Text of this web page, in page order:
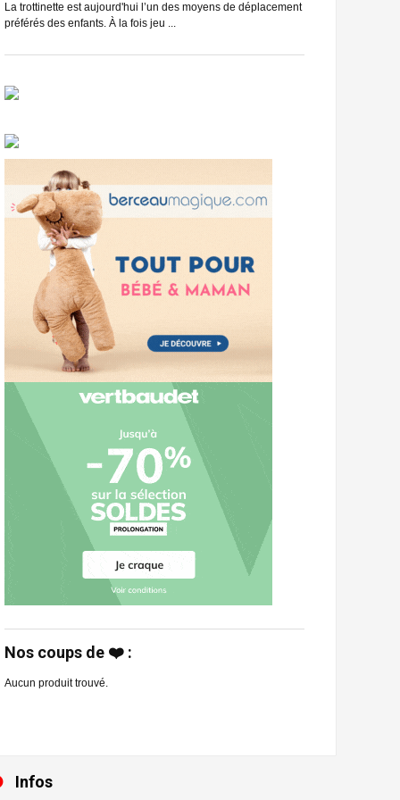
La trottinette est aujourd'hui l’un des moyens de déplacement
préférés des enfants. À la fois jeu ...
Nos coups de ❤️ :
Aucun produit trouvé.
Infos